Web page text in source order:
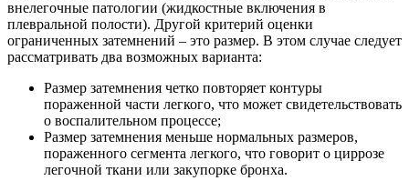
внелегочные патологии (жидкостные включения в
плевральной полости). Другой критерий оценки
ограниченных затемнений – это размер. В этом случае следует
рассматривать два возможных варианта:
Размер затемнения четко повторяет контуры
пораженной части легкого, что может свидетельствовать
о воспалительном процессе;
Размер затемнения меньше нормальных размеров,
пораженного сегмента легкого, что говорит о циррозе
легочной ткани или закупорке бронха.